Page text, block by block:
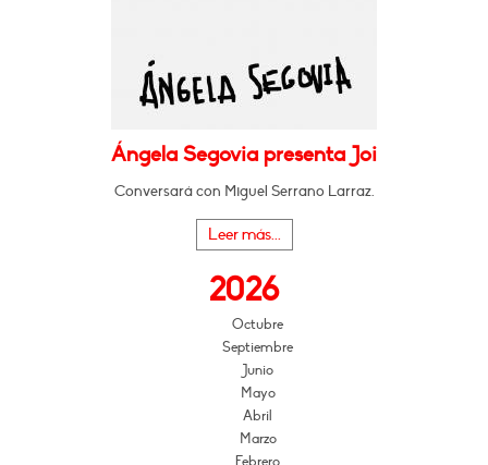
Ángela Segovia presenta Joi
Conversará con Miguel Serrano Larraz.
Leer más...
2026
Octubre
Septiembre
Junio
Mayo
Abril
Marzo
Febrero